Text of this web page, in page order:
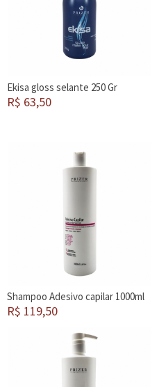
Ekisa gloss selante 250 Gr
R$ 63,50
Shampoo Adesivo capilar 1000ml
R$ 119,50